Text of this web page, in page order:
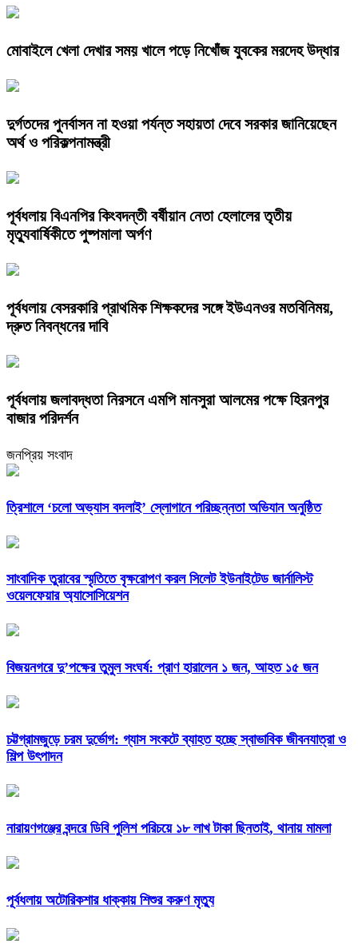
​মোবাইলে খেলা দেখার সময় খালে পড়ে নিখোঁজ যুবকের মরদেহ উদ্ধার
দুর্গতদের পুনর্বাসন না হওয়া পর্যন্ত সহায়তা দেবে সরকার জানিয়েছেন
অর্থ ও পরিকল্পনামন্ত্রী
পূর্বধলায় বিএনপির কিংবদন্তী বর্ষীয়ান নেতা হেলালের তৃতীয়
মৃত্যুবার্ষিকীতে পুষ্পমালা অর্পণ
​পূর্বধলায় বেসরকারি প্রাথমিক শিক্ষকদের সঙ্গে ইউএনওর মতবিনিময়,
দ্রুত নিবন্ধনের দাবি
পূর্বধলায় জলাবদ্ধতা নিরসনে এমপি মানসুরা আলমের পক্ষে হিরনপুর
বাজার পরিদর্শন
জনপ্রিয় সংবাদ
‎ত্রিশালে ‘চলো অভ্যাস বদলাই’ স্লোগানে পরিচ্ছন্নতা অভিযান অনুষ্ঠিত
সাংবাদিক তুরাবের স্মৃতিতে বৃক্ষরোপণ করল সিলেট ইউনাইটেড জার্নালিস্ট
ওয়েলফেয়ার অ্যাসোসিয়েশন
বিজয়নগরে দু’পক্ষের তুমুল সংঘর্ষ: প্রাণ হারালেন ১ জন, আহত ১৫ জন
চট্টগ্রামজুড়ে চরম দুর্ভোগ: গ্যাস সংকটে ব্যাহত হচ্ছে স্বাভাবিক জীবনযাত্রা ও
শিল্প উৎপাদন
নারায়ণগঞ্জের বন্দরে ডিবি পুলিশ পরিচয়ে ১৮ লাখ টাকা ছিনতাই, থানায় মামলা
পূর্বধলায় অটোরিকশার ধাক্কায় শিশুর করুণ মৃত্যু